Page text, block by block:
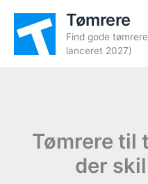
indholdet
Tømrere
Find gode
lanceret 2027)
Tømrere til
der